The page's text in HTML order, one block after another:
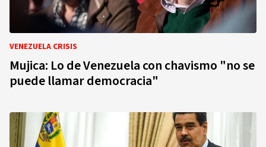
VENEZUELA CRISIS
Mujica: Lo de Venezuela con chavismo "no se
puede llamar democracia"